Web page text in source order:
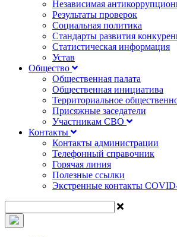
Независимая
Результаты проверок
Социальная политика
Стандарты развития
Статистическая информация
Устав
Общество
Общественная палата
Общественная инициатива
Территориальное
Присяжные заседатели
Участникам СВО
Контакты
Контакты администрации
Телефонный справочник
Горячая линия
Полезные ссылки
Экстренные контакты